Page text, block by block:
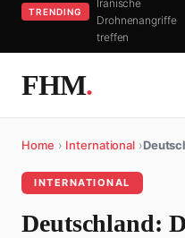
TRENDING
Iranische
Drohnenangriffe
treffen
FHM.
Home › International ›
INTERNATIONAL
Deutschland: